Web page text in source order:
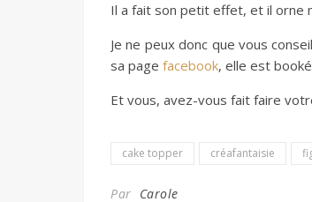
Il a fait son petit effet, et il orne
Je ne peux donc que vous
sa page facebook, elle est
Et vous, avez-vous fait faire
cake topper créafantaisie
Par Carole